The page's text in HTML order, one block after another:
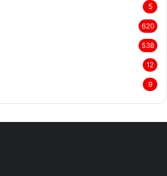
5
620
538
12
9